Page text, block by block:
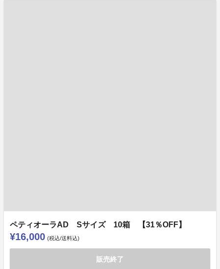
ペティオーラAD Sサイズ 10箱 【31％OFF】
¥16,000 (税込/送料込)
販売終了